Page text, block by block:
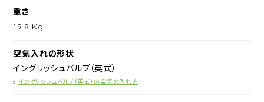
重さ
19.8 Kg
空気入れの形状
イングリッシュバルブ（英式）
» イングリッシュバルブ（英式）の空気の入れ方